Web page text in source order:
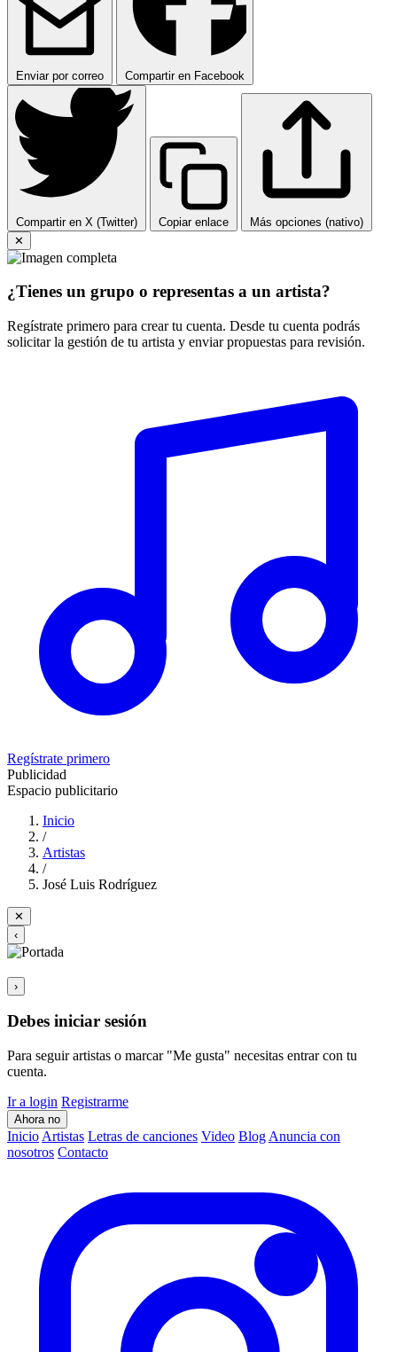
Enviar por correo Compartir en Facebook
Compartir en X (Twitter) Copiar enlace
Más opciones (nativo)
✕
¿Tienes un grupo o representas a un artista?
Regístrate primero para crear tu cuenta. Desde tu cuenta podrás
solicitar la gestión de tu artista y enviar propuestas para revisión.
Regístrate primero
Publicidad
Espacio publicitario
Inicio
/
Artistas
/
José Luis Rodríguez
✕
‹
›
Debes iniciar sesión
Para seguir artistas o marcar "Me gusta" necesitas entrar con tu
cuenta.
Ir a login Registrarme
Ahora no
Inicio Artistas Letras de canciones Video Blog Anuncia con
nosotros Contacto